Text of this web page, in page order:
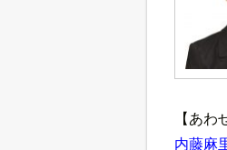
【あ
内藤麻